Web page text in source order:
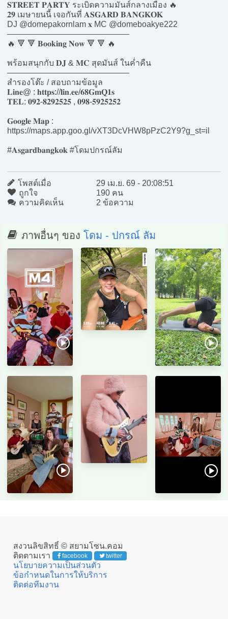
𝐒𝐓𝐑𝐄𝐄𝐓 𝐏𝐀𝐑𝐓𝐘 ระเบิดความมันส์กลางเมือง 🔥
𝟐𝟗 เมษายนนี้ เจอกันที่ 𝐀𝐒𝐆𝐀𝐑𝐃 𝐁𝐀𝐍𝐆𝐊𝐎𝐊
DJ @domepakornlam 𝐱 MC @domeboakye222
———————————————
🔥 🔻 🔻 𝐁𝐨𝐨𝐤𝐢𝐧𝐠 𝐍𝐨𝐰 🔻 🔻 🔥
พร้อมสนุกกับ 𝐃𝐉 &​ 𝐌𝐂 สุดมันส์​ ในค่ำคืน
———————————————
สำรองโต๊ะ / สอบถามข้อมูล
𝐋𝐢𝐧𝐞@ : 𝐡𝐭𝐭𝐩𝐬://𝐥𝐢𝐧.𝐞𝐞/𝟔𝟖𝐆𝐦𝐐𝟏𝐬
𝐓𝐄𝐋: 𝟎𝟗𝟐-𝟖𝟐𝟗𝟐𝟓𝟐𝟓 , 𝟎𝟗𝟖-𝟓𝟗𝟐𝟓𝟐𝟓𝟐
𝐆𝐨𝐨𝐠𝐥𝐞 𝐌𝐚𝐩 :
https://maps.app.goo.gl/vXT3DcVHW8pPzC2Y9?g_st=il
#𝐀𝐬𝐠𝐚𝐫𝐝𝐛𝐚𝐧𝐠𝐤𝐨𝐤 #โดมปกรณ์ลัม
โพสต์เมื่อ
29 เม.ย. 69 - 20:08:51
ถูกใจ
190 คน
ความคิดเห็น
2 ข้อความ
ภาพอื่นๆ ของ โดม - ปกรณ์ ลัม
สงวนลิขสิทธิ์ © สยามโซน.คอม
ติดตามเรา
facebook twitter
นโยบายความเป็นส่วนตัว
ข้อกำหนดในการให้บริการ
ติดต่อทีมงาน